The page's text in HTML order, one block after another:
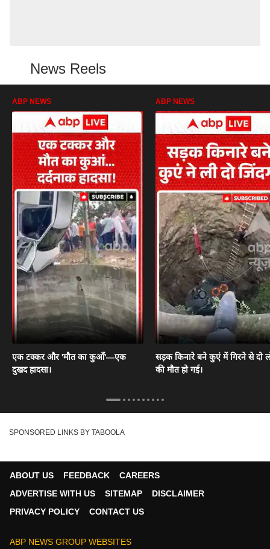
News Reels
ABP NEWS
एक टक्कर और 'मौत का कुआँ'—एक
दुखद हादसा।
ABP NEWS
सड़क किनारे बने कुएं में गिरने से दो
की मौत हो गई।
SPONSORED LINKS BY TABOOLA
ABOUT US FEEDBACK
CAREERS
ADVERTISE WITH US
SITEMAP
DISCLAIMER
PRIVACY POLICY
CONTACT US
ABP NEWS GROUP WEBSITES